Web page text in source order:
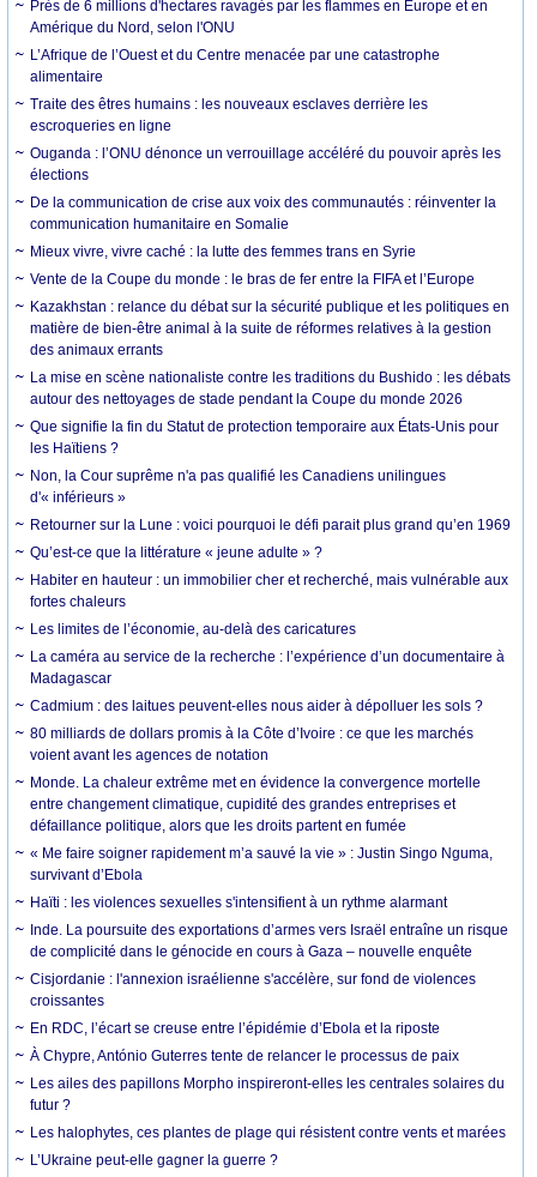
Près de 6 millions d'hectares ravagés par les flammes en Europe et en
Amérique du Nord, selon l'ONU
L’Afrique de l’Ouest et du Centre menacée par une catastrophe
alimentaire
Traite des êtres humains : les nouveaux esclaves derrière les
escroqueries en ligne
Ouganda : l’ONU dénonce un verrouillage accéléré du pouvoir après les
élections
De la communication de crise aux voix des communautés : réinventer la
communication humanitaire en Somalie
Mieux vivre, vivre caché : la lutte des femmes trans en Syrie
Vente de la Coupe du monde : le bras de fer entre la FIFA et l’Europe
Kazakhstan : relance du débat sur la sécurité publique et les politiques en
matière de bien-être animal à la suite de réformes relatives à la gestion
des animaux errants
La mise en scène nationaliste contre les traditions du Bushido : les débats
autour des nettoyages de stade pendant la Coupe du monde 2026
Que signifie la fin du Statut de protection temporaire aux États-Unis pour
les Haïtiens ?
Non, la Cour suprême n'a pas qualifié les Canadiens unilingues
d'« inférieurs »
Retourner sur la Lune : voici pourquoi le défi parait plus grand qu’en 1969
Qu’est-ce que la littérature « jeune adulte » ?
Habiter en hauteur : un immobilier cher et recherché, mais vulnérable aux
fortes chaleurs
Les limites de l’économie, au-delà des caricatures
La caméra au service de la recherche : l’expérience d’un documentaire à
Madagascar
Cadmium : des laitues peuvent-elles nous aider à dépolluer les sols ?
80 milliards de dollars promis à la Côte d’Ivoire : ce que les marchés
voient avant les agences de notation
Monde. La chaleur extrême met en évidence la convergence mortelle
entre changement climatique, cupidité des grandes entreprises et
défaillance politique, alors que les droits partent en fumée
« Me faire soigner rapidement m’a sauvé la vie » : Justin Singo Nguma,
survivant d’Ebola
Haïti : les violences sexuelles s'intensifient à un rythme alarmant
Inde. La poursuite des exportations d’armes vers Israël entraîne un risque
de complicité dans le génocide en cours à Gaza – nouvelle enquête
Cisjordanie : l'annexion israélienne s'accélère, sur fond de violences
croissantes
En RDC, l’écart se creuse entre l’épidémie d’Ebola et la riposte
À Chypre, António Guterres tente de relancer le processus de paix
Les ailes des papillons Morpho inspireront-elles les centrales solaires du
futur ?
Les halophytes, ces plantes de plage qui résistent contre vents et marées
L’Ukraine peut-elle gagner la guerre ?